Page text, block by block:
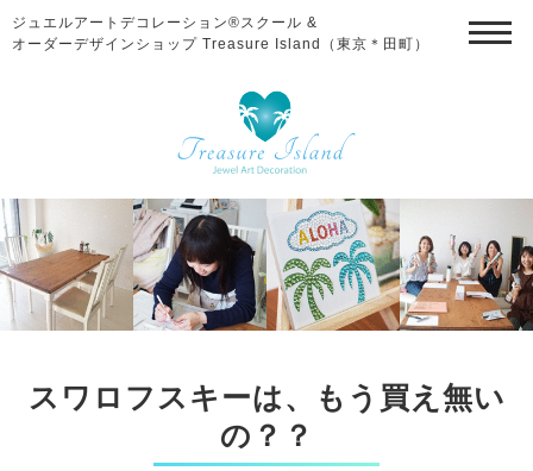
ジュエルアートデコレーション®スクール &
オーダーデザインショップ Treasure Island（東京＊田町）
スワロフスキーは、もう買え無い
の？？